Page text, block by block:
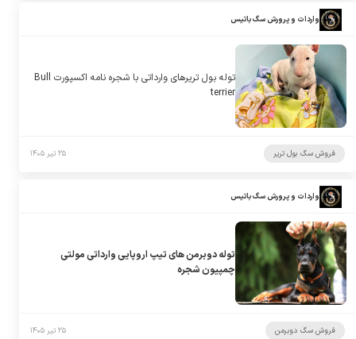
واردات و پرورش سگ باتیس
توله بول تریرهای وارداتی با شجره نامه اکسپورت Bull
terrier
فروش سگ بول تریر ۲۵ تیر ۱۴۰۵
واردات و پرورش سگ باتیس
توله دوبرمن های تیپ اروپایی وارداتی مولتی
چمپیون شجره
فروش سگ دوبرمن ۲۵ تیر ۱۴۰۵